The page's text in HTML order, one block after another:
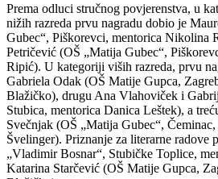
Prema odluci stručnog povjerenstva, u
nižih razreda prvu nagradu dobio je
Gubec“, Piškorevci, mentorica Nikolina
Petričević (OŠ „Matija Gubec“,
Ripić). U kategoriji viših razreda, prvu
Gabriela Odak (OŠ Matije Gupca,
Blažičko), drugu Ana Vlahoviček i
Stubica, mentorica Danica Leštek), a
Svečnjak (OŠ „Matija Gubec“,
Švelinger). Priznanje za literarne radove
„Vladimir Bosnar“, Stubičke Toplice,
Katarina Starčević (OŠ Matije Gupca,